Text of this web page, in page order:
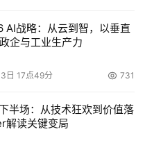
少20倍的收益。
在努力为用户寻找优质
进行版本升级，以更严
，几乎每个项目都要经历
AI战略：从云到智，以垂直
企与工业生产力
日 17点49分 731
半场：从技术狂欢到价值落
解读关键变局